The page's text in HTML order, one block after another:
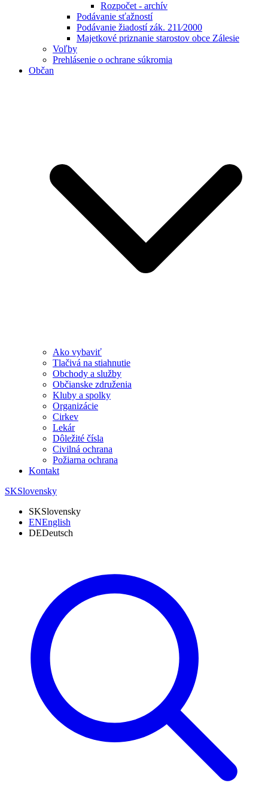
Rozpočet - archív
Podávanie sťažností
Podávanie žiadostí zák. 211⁄2000
Majetkové priznanie starostov obce Zálesie
Voľby
Prehlásenie o ochrane súkromia
Občan
Ako vybaviť
Tlačivá na stiahnutie
Obchody a služby
Občianske združenia
Kluby a spolky
Organizácie
Cirkev
Lekár
Dôležité čísla
Civilná ochrana
Požiarna ochrana
Kontakt
SKSlovensky
SKSlovensky
ENEnglish
DEDeutsch